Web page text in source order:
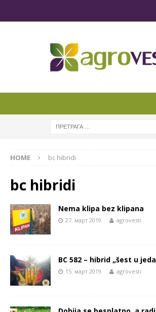
HOME bc hibridi
bc hibridi
Nema klipa bez klipana
27. март 2019. agrovesti
BC 582 – hibrid „šest u
15. март 2019. agrovesti